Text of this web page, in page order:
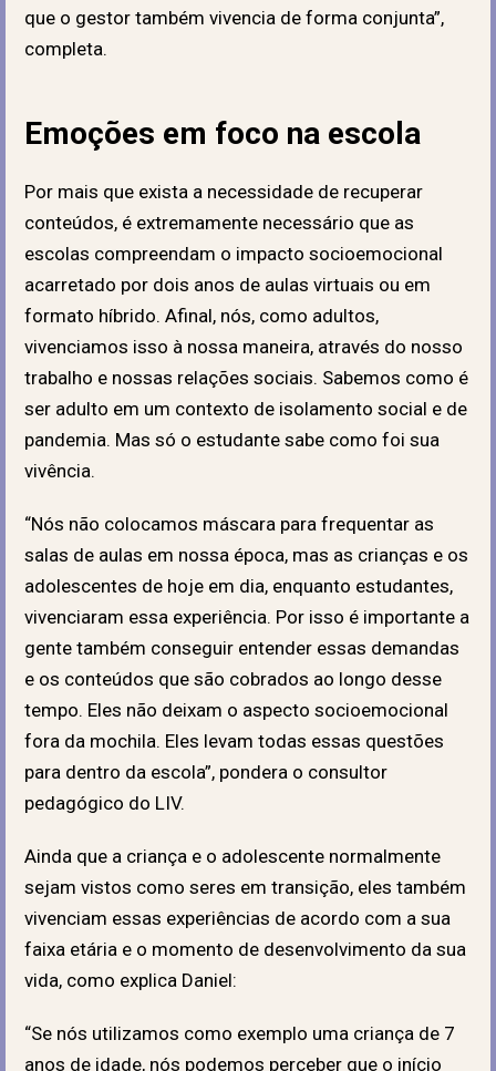
que o gestor também vivencia de forma conjunta”,
completa.
Emoções em foco na escola
Por mais que exista a necessidade de recuperar
conteúdos, é extremamente necessário que as
escolas compreendam o impacto socioemocional
acarretado por dois anos de aulas virtuais ou em
formato híbrido. Afinal, nós, como adultos,
vivenciamos isso à nossa maneira, através do nosso
trabalho e nossas relações sociais. Sabemos como é
ser adulto em um contexto de isolamento social e de
pandemia. Mas só o estudante sabe como foi sua
vivência.
“Nós não colocamos máscara para frequentar as
salas de aulas em nossa época, mas as crianças e os
adolescentes de hoje em dia, enquanto estudantes,
vivenciaram essa experiência. Por isso é importante a
gente também conseguir entender essas demandas
e os conteúdos que são cobrados ao longo desse
tempo. Eles não deixam o aspecto socioemocional
fora da mochila. Eles levam todas essas questões
para dentro da escola”, pondera o consultor
pedagógico do LIV.
Ainda que a criança e o adolescente normalmente
sejam vistos como seres em transição, eles também
vivenciam essas experiências de acordo com a sua
faixa etária e o momento de desenvolvimento da sua
vida, como explica Daniel:
“Se nós utilizamos como exemplo uma criança de 7
anos de idade, nós podemos perceber que o início